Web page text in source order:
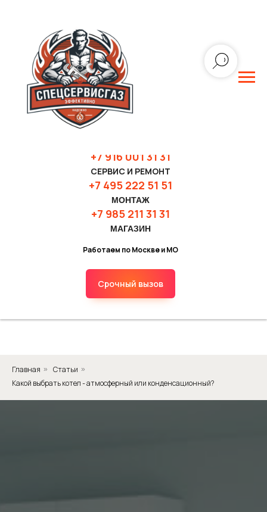
+7 916 001 31 31
СЕРВИС И РЕМОНТ
+7 495 222 51 51
МОНТАЖ
+7 985 211 31 31
МАГАЗИН
Работаем по Москве и МО
Срочный вызов
Главная » Статьи »
Какой выбрать котел - атмосферный или конденсационный?